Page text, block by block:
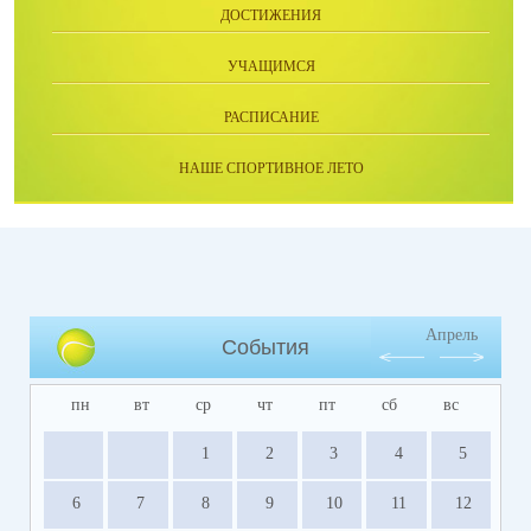
ДОСТИЖЕНИЯ
УЧАЩИМСЯ
РАСПИСАНИЕ
НАШЕ СПОРТИВНОЕ ЛЕТО
События
Апрель
пн вт ср чт пт сб вс
1 2 3 4 5
6 7 8 9 10 11 12